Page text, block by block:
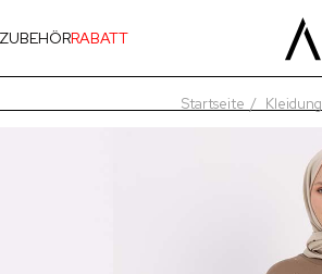
ZUBEHÖRRABATT
Startseite Kleidung